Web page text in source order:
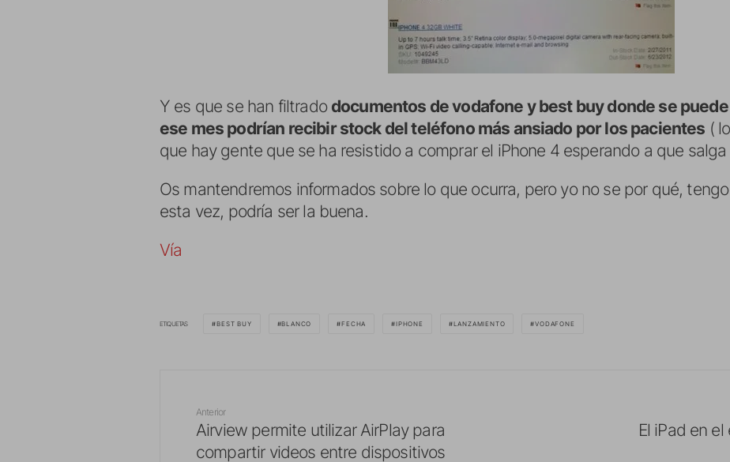
Y es que se han filtrado documentos de vodafone y best buy donde se
ese mes podrían recibir stock del teléfono más ansiado por los pacientes (
que hay gente que se ha resistido a comprar el iPhone 4 esperando a que
Os mantendremos informados sobre lo que ocurra, pero yo no se por qué,
esta vez, podría ser la buena.
Vía
ETIQUETAS BEST BUY BLANCO FECHA IPHONE LANZAMIENTO VODAFONE
Anterior
Airview permite utilizar AirPlay para
compartir videos entre dispositivos
El iPad en